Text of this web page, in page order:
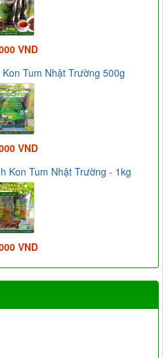
VND
Tum Nhật Trường 500g
VND
Kon Tum Nhật Trường - 1kg
VND